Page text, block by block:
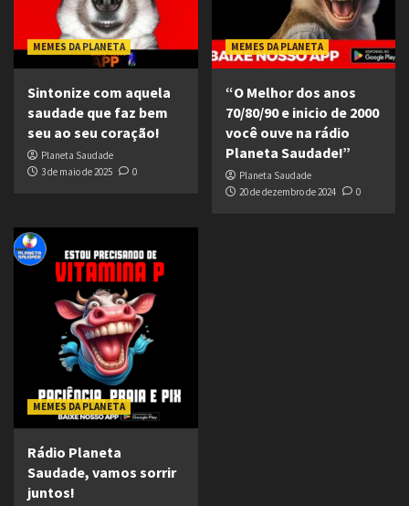
MEMES DA PLANETA
Sintonize com aquela
saudade que faz bem
seu ao seu coração!
Planeta Saudade
3 de maio de 2025
0
MEMES DA PLANETA
“O Melhor dos anos
70/80/90 e inicio de 2000
você ouve na rádio
Planeta Saudade!”
Planeta Saudade
20 de dezembro de 2024
0
MEMES DA PLANETA
Rádio Planeta
Saudade, vamos sorrir
juntos!